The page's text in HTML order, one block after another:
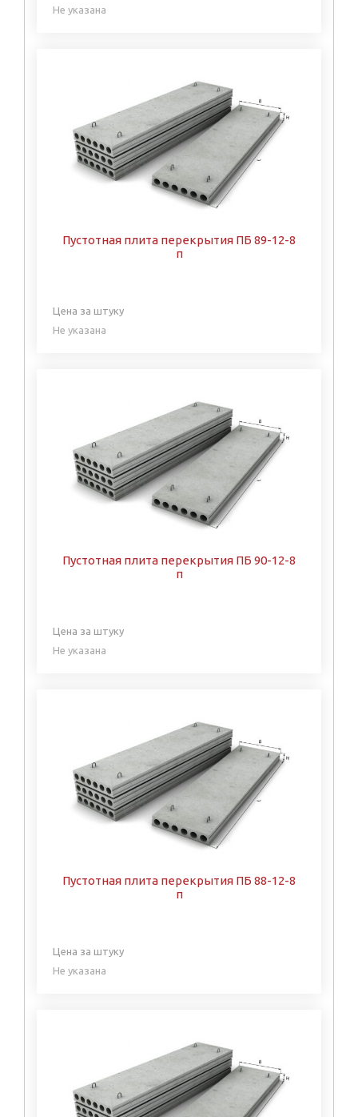
Не указана
Пустотная плита перекрытия ПБ 89-12-8
п
Цена за штуку
Не указана
Пустотная плита перекрытия ПБ 90-12-8
п
Цена за штуку
Не указана
Пустотная плита перекрытия ПБ 88-12-8
п
Цена за штуку
Не указана